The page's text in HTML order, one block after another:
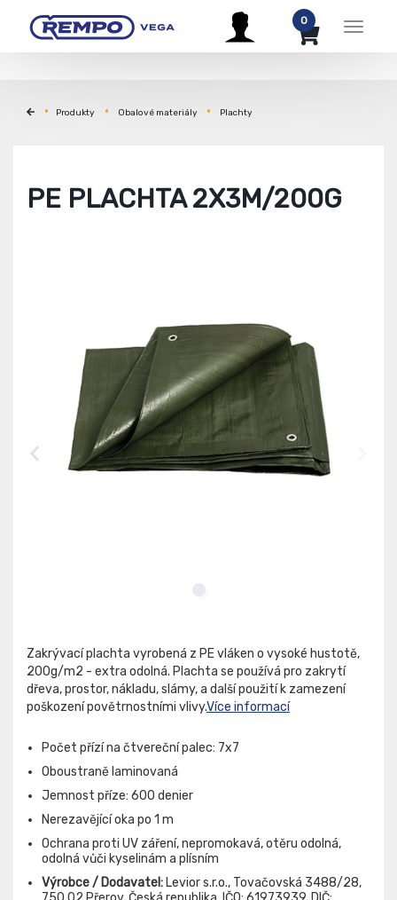
Menu
0
Produkty Obalové materiály Plachty
PE PLACHTA 2X3M/200G
Zakrývací plachta vyrobená z PE vláken o vysoké hustotě,
200g/m2 - extra odolná. Plachta se používá pro zakrytí
dřeva, prostor, nákladu, slámy, a další použití k zamezení
poškození povětrnostními vlivy.Více informací
Počet přízí na čtvereční palec: 7x7
Oboustraně laminovaná
Jemnost příze: 600 denier
Nerezavějící oka po 1 m
Ochrana proti UV záření, nepromokavá, otěru odolná,
odolná vůči kyselinám a plísním
Výrobce / Dodavatel: Levior s.r.o., Tovačovská 3488/28,